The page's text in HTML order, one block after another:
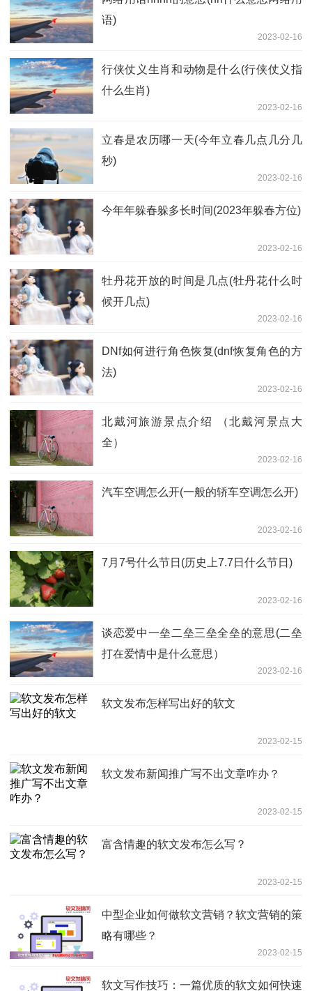
语)
2023-02-16
行侠仗义生肖和动物是什么(行侠仗义指
什么生肖)
2023-02-16
立春是农历哪一天(今年立春几点几分几
秒)
2023-02-16
今年年躲春躲多长时间(2023年躲春方位)
2023-02-16
牡丹花开放的时间是几点(牡丹花什么时
候开几点)
2023-02-16
DNf如何进行角色恢复(dnf恢复角色的方
法)
2023-02-16
北戴河旅游景点介绍 （北戴河景点大
全）
2023-02-16
汽车空调怎么开(一般的轿车空调怎么开)
2023-02-16
7月7号什么节日(历史上7.7日什么节日)
2023-02-16
谈恋爱中一垒二垒三垒全垒的意思(二垒
打在爱情中是什么意思）
2023-02-16
软文发布怎样写出好的软文
2023-02-15
软文发布新闻推广写不出文章咋办？
2023-02-15
富含情趣的软文发布怎么写？
2023-02-15
中型企业如何做软文营销？软文营销的策
略有哪些？
2023-02-15
软文写作技巧：一篇优质的软文如何快速